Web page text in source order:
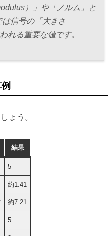
）」や「ノルム」と
は信号の「大きさ
れる重要な値です。
ょう。
結果
5
約1.41
約7.21
5